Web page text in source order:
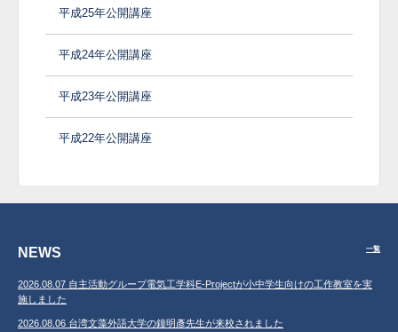
平成25年公開講座
平成24年公開講座
平成23年公開講座
平成22年公開講座
NEWS 一覧
2026.08.07 自主活動グループ電気工学科E-Projectが小中学生向けの工作教室を実
施しました
2026.08.06 台湾文藻外語大学の鐘明彥先生が来校されました